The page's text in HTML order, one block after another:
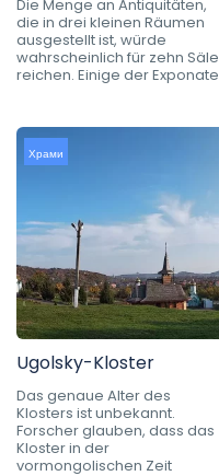
Die Menge an Antiquitäten,
die in drei kleinen Räumen
ausgestellt ist, würde
wahrscheinlich für zehn Säle
reichen. Einige der Exponate
Храми
Ugolsky-Kloster
Das genaue Alter des
Klosters ist unbekannt.
Forscher glauben, dass das
Kloster in der
vormongolischen Zeit